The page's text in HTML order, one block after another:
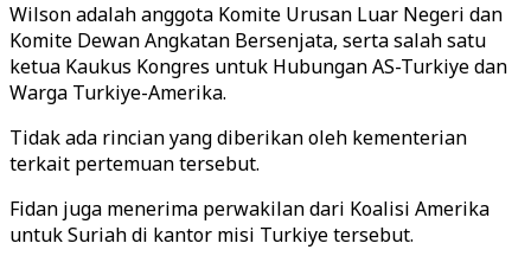
Wilson adalah anggota Komite Urusan Luar Negeri dan
Komite Dewan Angkatan Bersenjata, serta salah satu
ketua Kaukus Kongres untuk Hubungan AS-Turkiye dan
Warga Turkiye-Amerika.
Tidak ada rincian yang diberikan oleh kementerian
terkait pertemuan tersebut.
Fidan juga menerima perwakilan dari Koalisi Amerika
untuk Suriah di kantor misi Turkiye tersebut.